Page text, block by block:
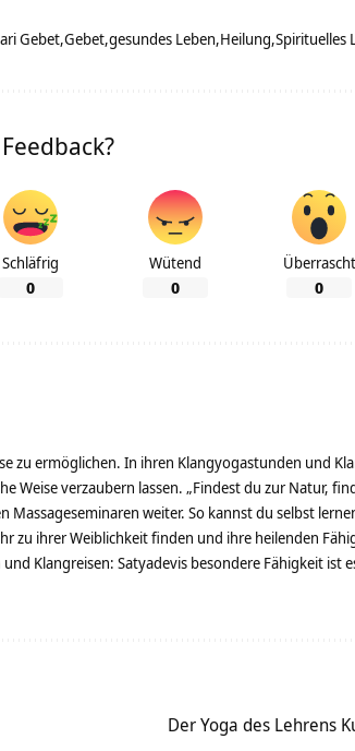
Gebet Gebet gesundes Leben Heilung Spirituelles
Schläfrig
0
Wütend
0
Überrascht
0
zu ermöglichen. In ihren Klangyogastunden und
verzaubern lassen. „Findest du zur Natur,
weiter. So kannst du selbst
zu ihrer Weiblichkeit finden und ihre heilenden
Klangreisen: Satyadevis besondere Fähigkeit ist
Der Yoga des Lehrens